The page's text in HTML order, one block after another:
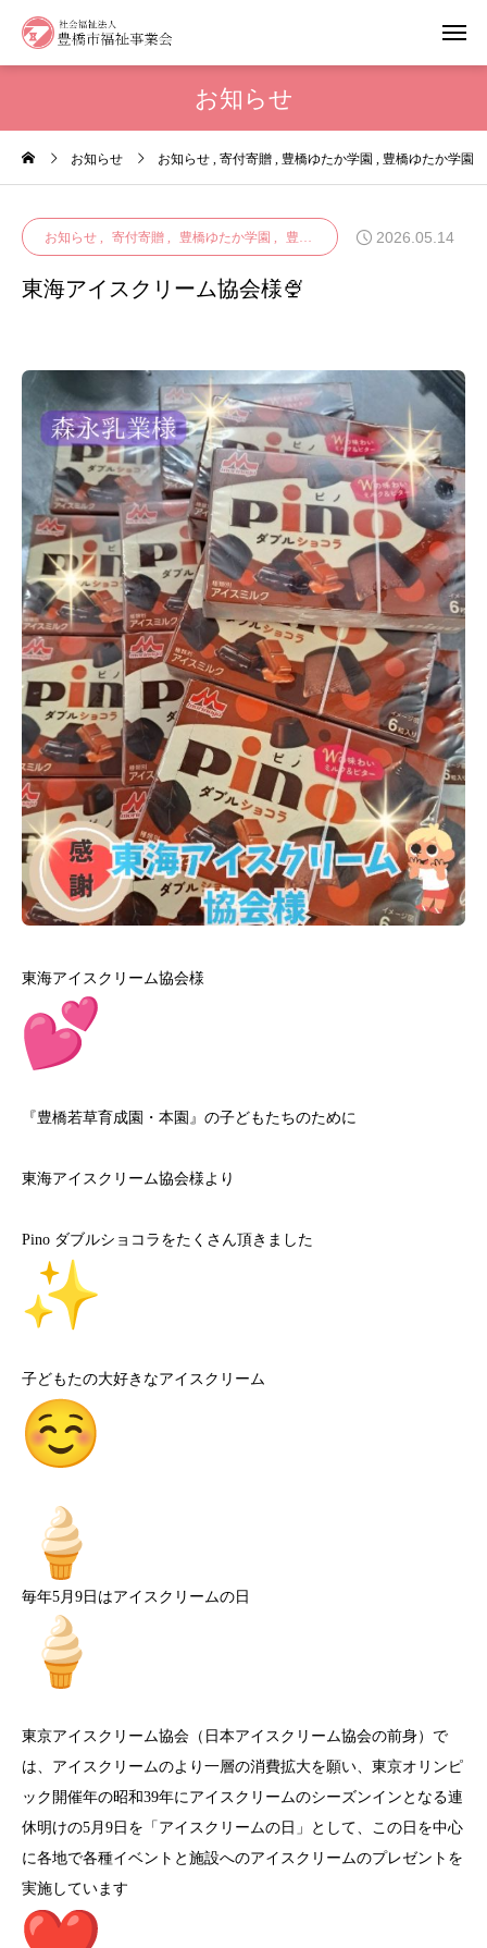
お知らせ
お知らせ お知らせ 寄付寄贈 豊橋ゆたか学園 豊橋ゆたか学園
お知らせ 寄付寄贈 豊橋ゆたか学園 豊橋ゆたか学園 2026.05.14
東海アイスクリーム協会様🍨
東海アイスクリーム協会様
『豊橋若草育成園・本園』の子どもたちのために
東海アイスクリーム協会様より
Pino ダブルショコラをたくさん頂きました
子どもたの大好きなアイスクリーム
毎年5月9日はアイスクリームの日
東京アイスクリーム協会（日本アイスクリーム協会の前身）で
は、アイスクリームのより一層の消費拡大を願い、東京オリンピ
ック開催年の昭和39年にアイスクリームのシーズンインとなる連
休明けの5月9日を「アイスクリームの日」として、この日を中心
に各地で各種イベントと施設へのアイスクリームのプレゼントを
実施しています